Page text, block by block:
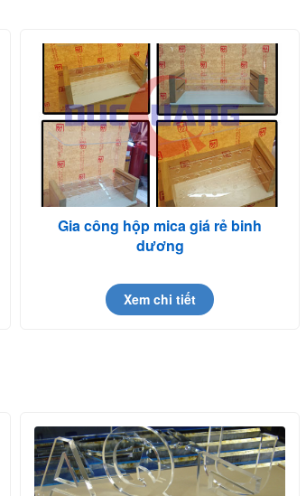
Gia công hộp mica giá rẻ binh
dương
Xem chi tiết